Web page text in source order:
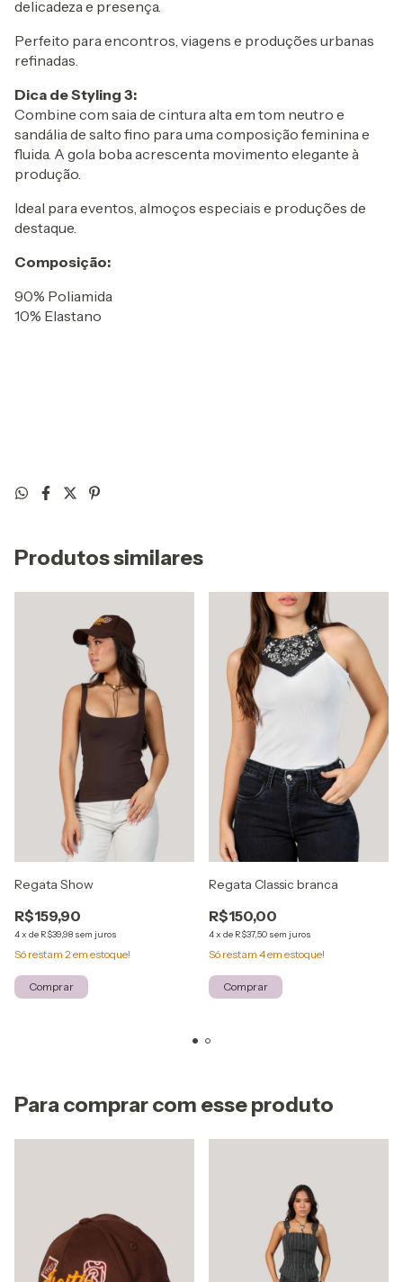
delicadeza e presença.
Perfeito para encontros, viagens e produções urbanas
refinadas.
Dica de Styling 3:
Combine com saia de cintura alta em tom neutro e
sandália de salto fino para uma composição feminina e
fluida. A gola boba acrescenta movimento elegante à
produção.
Ideal para eventos, almoços especiais e produções de
destaque.
Composição:
90% Poliamida
10% Elastano
Produtos similares
Regata Show
R$159,90
4x de R$39,98 sem juros
Só restam 2em estoque!
Comprar
Regata Classic branca
R$150,00
4x de R$37,50 sem juros
Só restam 4em estoque!
Comprar
Para comprar com esse produto